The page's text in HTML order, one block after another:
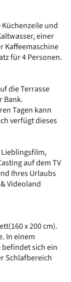
und
einer
Kaffeemaschine
für 4 Personen.
die Terrasse
Bank.
Tagen kann
verfügt dieses
auf dem TV
Ihres Urlaubs
Videoland
x 200 cm).
In einem
sich ein
Schlafbereich